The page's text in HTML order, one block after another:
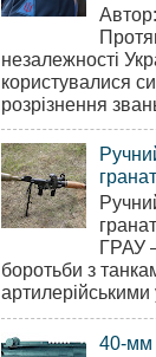
незалежності
користувалися
розрізнення
ГРАУ
боротьби з
40-мм